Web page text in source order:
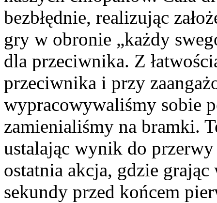
bezbłędnie, realizując
gry w obronie „każdy
dla przeciwnika. Z
przeciwnika i przy
wypracowywaliśmy sobie
zamienialiśmy na bramki.
ustalając wynik do przerwy
ostatnia akcja, gdzie grając
sekundy przed końcem